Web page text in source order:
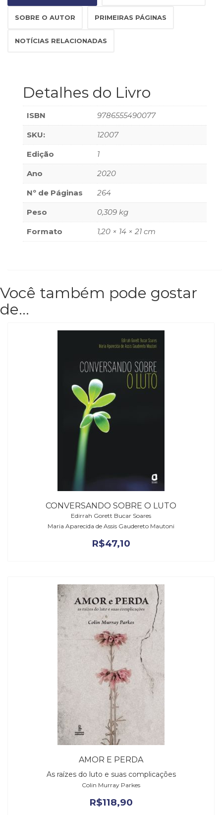
SOBRE O AUTOR PRIMEIRAS PÁGINAS
NOTÍCIAS RELACIONADAS
Detalhes do Livro
ISBN 9786555490077
SKU: 12007
Edição 1
Ano 2020
Nº de Páginas 264
Peso 0,309 kg
Formato 1,20 × 14 × 21 cm
Você também pode gostar
de…
CONVERSANDO SOBRE O LUTO
Edirrah Gorett Bucar Soares
Maria Aparecida de Assis Gaudereto Mautoni
R$47,10
AMOR E PERDA
As raízes do luto e suas complicações
Colin Murray Parkes
R$118,90